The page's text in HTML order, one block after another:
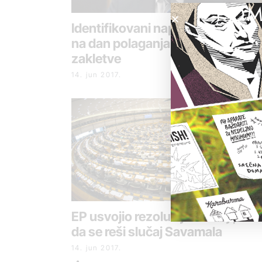
Identifikovani napadači na
na dan polaganja Vučićeve
zakletve
14. jun 2017.
EP usvojio rezoluciju o Srbiji,
da se reši slučaj Savamala
14. jun 2017.